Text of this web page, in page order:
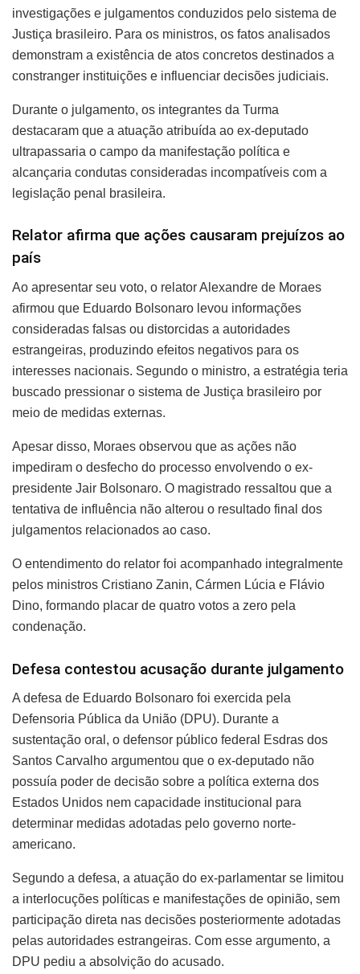
investigações e julgamentos conduzidos pelo sistema de
Justiça brasileiro. Para os ministros, os fatos analisados
demonstram a existência de atos concretos destinados a
constranger instituições e influenciar decisões judiciais.
Durante o julgamento, os integrantes da Turma
destacaram que a atuação atribuída ao ex-deputado
ultrapassaria o campo da manifestação política e
alcançaria condutas consideradas incompatíveis com a
legislação penal brasileira.
Relator afirma que ações causaram prejuízos ao
país
Ao apresentar seu voto, o relator Alexandre de Moraes
afirmou que Eduardo Bolsonaro levou informações
consideradas falsas ou distorcidas a autoridades
estrangeiras, produzindo efeitos negativos para os
interesses nacionais. Segundo o ministro, a estratégia teria
buscado pressionar o sistema de Justiça brasileiro por
meio de medidas externas.
Apesar disso, Moraes observou que as ações não
impediram o desfecho do processo envolvendo o ex-
presidente Jair Bolsonaro. O magistrado ressaltou que a
tentativa de influência não alterou o resultado final dos
julgamentos relacionados ao caso.
O entendimento do relator foi acompanhado integralmente
pelos ministros Cristiano Zanin, Cármen Lúcia e Flávio
Dino, formando placar de quatro votos a zero pela
condenação.
Defesa contestou acusação durante julgamento
A defesa de Eduardo Bolsonaro foi exercida pela
Defensoria Pública da União (DPU). Durante a
sustentação oral, o defensor público federal Esdras dos
Santos Carvalho argumentou que o ex-deputado não
possuía poder de decisão sobre a política externa dos
Estados Unidos nem capacidade institucional para
determinar medidas adotadas pelo governo norte-
americano.
Segundo a defesa, a atuação do ex-parlamentar se limitou
a interlocuções políticas e manifestações de opinião, sem
participação direta nas decisões posteriormente adotadas
pelas autoridades estrangeiras. Com esse argumento, a
DPU pediu a absolvição do acusado.